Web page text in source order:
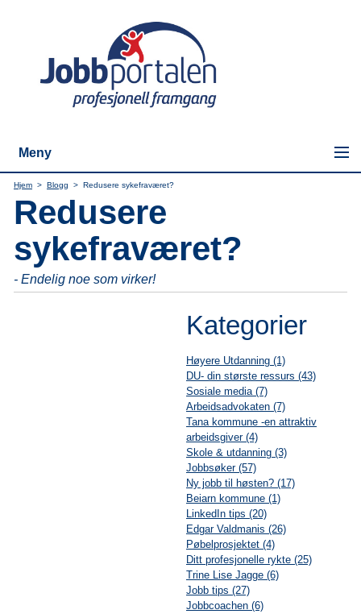
Meny
Hjem > Blogg > Redusere sykefraværet?
Redusere
sykefraværet?
- Endelig noe som virker!
Kategorier
Høyere Utdanning (1)
DU- din største ressurs (43)
Sosiale media (7)
Arbeidsadvokaten (7)
Tana kommune -en attraktiv
arbeidsgiver (4)
Skole & utdanning (3)
Jobbsøker (57)
Ny jobb til høsten? (17)
Beiarn kommune (1)
LinkedIn tips (20)
Edgar Valdmanis (26)
Pøbelprosjektet (4)
Ditt profesjonelle rykte (25)
Trine Lise Jagge (6)
Jobb tips (27)
Jobbcoachen (6)